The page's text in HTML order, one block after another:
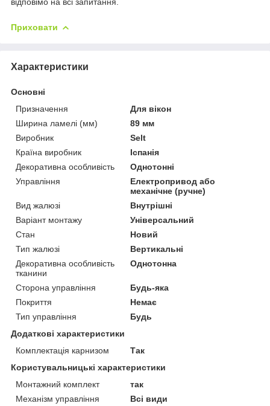
Приховати
Характеристики
Основні
Призначення
Для вікон
Ширина ламелі (мм)
89 мм
Виробник
Selt
Країна виробник
Іспанія
Декоративна особливість
Однотонні
Управління
Електропривод або
механічне (ручне)
Вид жалюзі
Внутрішні
Варіант монтажу
Універсальний
Стан
Новий
Тип жалюзі
Вертикальні
Декоративна особливість
тканини
Однотонна
Сторона управління
Будь-яка
Покриття
Немає
Тип управління
Будь
Додаткові характеристики
Комплектація карнизом
Так
Користувальницькі характеристики
Монтажний комплект
так
Механізм управління
Всі види